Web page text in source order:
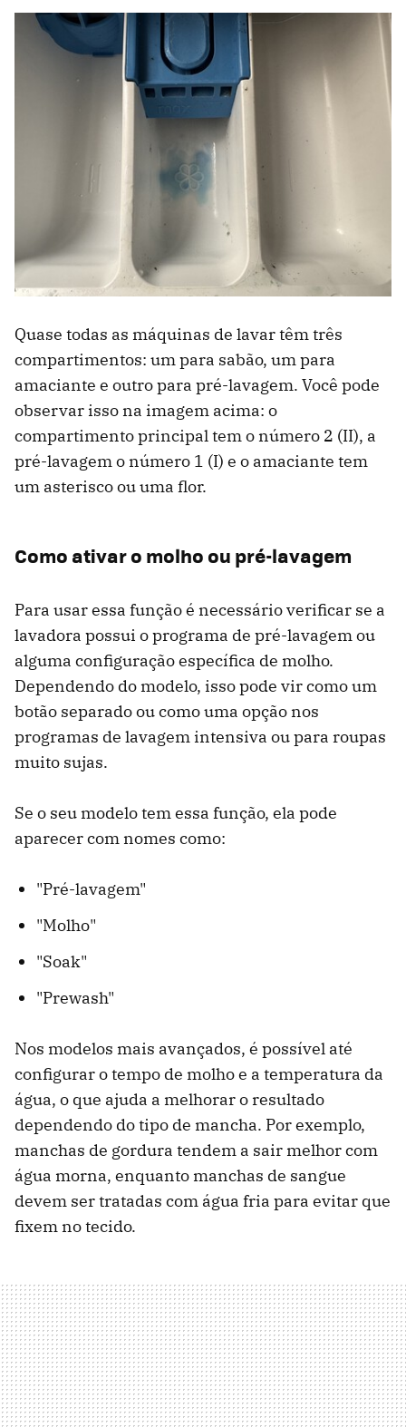
Quase todas as máquinas de lavar têm três
compartimentos: um para sabão, um para
amaciante e outro para pré-lavagem. Você pode
observar isso na imagem acima: o
compartimento principal tem o número 2 (II), a
pré-lavagem o número 1 (I) e o amaciante tem
um asterisco ou uma flor.
Como ativar o molho ou pré-lavagem
Para usar essa função é necessário verificar se a
lavadora possui o programa de pré-lavagem ou
alguma configuração específica de molho.
Dependendo do modelo, isso pode vir como um
botão separado ou como uma opção nos
programas de lavagem intensiva ou para roupas
muito sujas.
Se o seu modelo tem essa função, ela pode
aparecer com nomes como:
"Pré-lavagem"
"Molho"
"Soak"
"Prewash"
Nos modelos mais avançados, é possível até
configurar o tempo de molho e a temperatura da
água, o que ajuda a melhorar o resultado
dependendo do tipo de mancha. Por exemplo,
manchas de gordura tendem a sair melhor com
água morna, enquanto manchas de sangue
devem ser tratadas com água fria para evitar que
fixem no tecido.